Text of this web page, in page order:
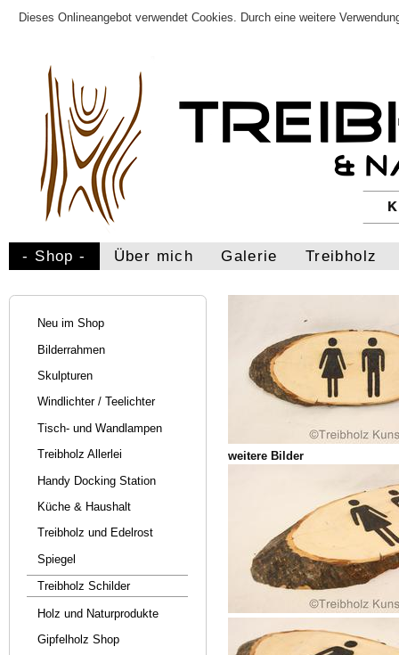
Dieses Onlineangebot verwendet Cookies. Durch eine weitere
- Shop - Über mich Galerie Treibholz
Neu im Shop
Bilderrahmen
Skulpturen
Windlichter / Teelichter
Tisch- und Wandlampen
Treibholz Allerlei
Handy Docking Station
Küche & Haushalt
Treibholz und Edelrost
Spiegel
Treibholz Schilder
Holz und Naturprodukte
Gipfelholz Shop
weitere Bilder